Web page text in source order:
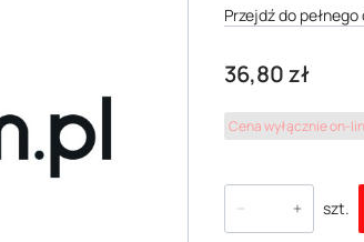
Przejdź do pełnego
Cena
36,80 zł
Cena wyłącznie on-
szt.